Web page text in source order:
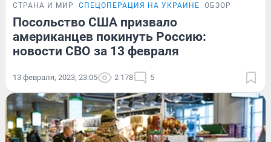
СТРАНА И МИР СПЕЦОПЕРАЦИЯ НА УКРАИНЕ ОБЗОР
Посольство США призвало
американцев покинуть Россию:
новости СВО за 13 февраля
13 февраля, 2023, 23:05 2 178 5